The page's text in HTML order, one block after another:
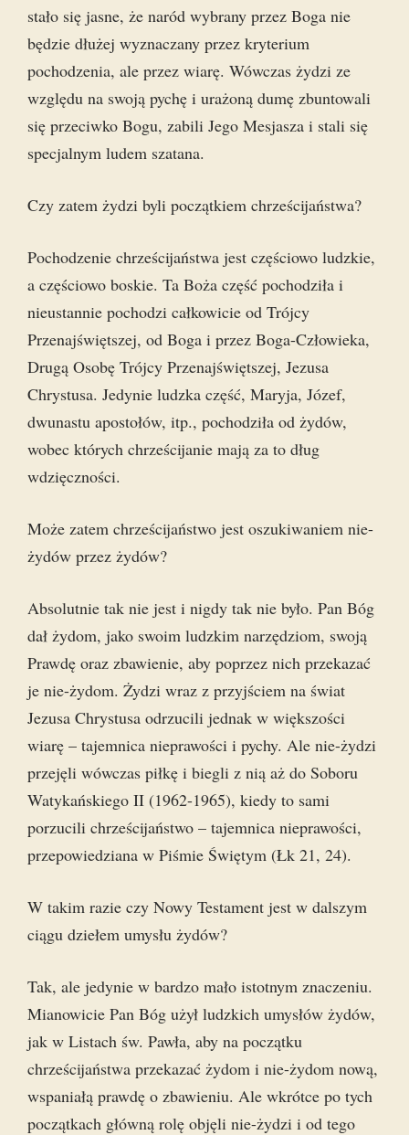
stało się jasne, że naród wybrany przez Boga nie
będzie dłużej wyznaczany przez kryterium
pochodzenia, ale przez wiarę. Wówczas żydzi ze
względu na swoją pychę i urażoną dumę zbuntowali
się przeciwko Bogu, zabili Jego Mesjasza i stali się
specjalnym ludem szatana.
Czy zatem żydzi byli początkiem chrześcijaństwa?
Pochodzenie chrześcijaństwa jest częściowo ludzkie,
a częściowo boskie. Ta Boża część pochodziła i
nieustannie pochodzi całkowicie od Trójcy
Przenajświętszej, od Boga i przez Boga-Człowieka,
Drugą Osobę Trójcy Przenajświętszej, Jezusa
Chrystusa. Jedynie ludzka część, Maryja, Józef,
dwunastu apostołów, itp., pochodziła od żydów,
wobec których chrześcijanie mają za to dług
wdzięczności.
Może zatem chrześcijaństwo jest oszukiwaniem nie-
żydów przez żydów?
Absolutnie tak nie jest i nigdy tak nie było. Pan Bóg
dał żydom, jako swoim ludzkim narzędziom, swoją
Prawdę oraz zbawienie, aby poprzez nich przekazać
je nie-żydom. Żydzi wraz z przyjściem na świat
Jezusa Chrystusa odrzucili jednak w większości
wiarę – tajemnica nieprawości i pychy. Ale nie-żydzi
przejęli wówczas piłkę i biegli z nią aż do Soboru
Watykańskiego II (1962-1965), kiedy to sami
porzucili chrześcijaństwo – tajemnica nieprawości,
przepowiedziana w Piśmie Świętym (Łk 21, 24).
W takim razie czy Nowy Testament jest w dalszym
ciągu dziełem umysłu żydów?
Tak, ale jedynie w bardzo mało istotnym znaczeniu.
Mianowicie Pan Bóg użył ludzkich umysłów żydów,
jak w Listach św. Pawła, aby na początku
chrześcijaństwa przekazać żydom i nie-żydom nową,
wspaniałą prawdę o zbawieniu. Ale wkrótce po tych
początkach główną rolę objęli nie-żydzi i od tego